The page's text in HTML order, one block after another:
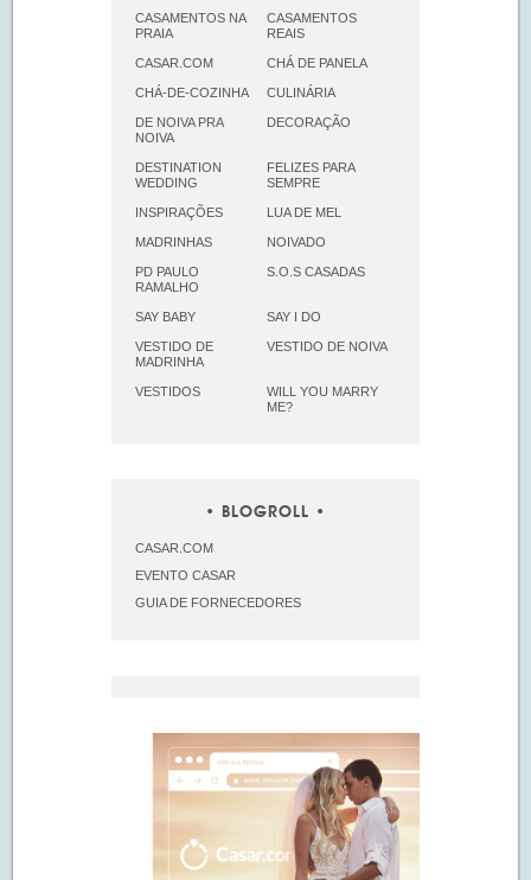
CASAMENTOS NA
PRAIA
CASAMENTOS
REAIS
CASAR.COM CHÁ DE PANELA
CHÁ-DE-COZINHA CULINÁRIA
DE NOIVA PRA
NOIVA
DECORAÇÃO
DESTINATION
WEDDING
FELIZES PARA
SEMPRE
INSPIRAÇÕES LUA DE MEL
MADRINHAS NOIVADO
PD PAULO
RAMALHO
S.O.S CASADAS
SAY BABY SAY I DO
VESTIDO DE
MADRINHA
VESTIDO DE NOIVA
VESTIDOS
WILL YOU MARRY
ME?
BLOGROLL
CASAR.COM
EVENTO CASAR
GUIA DE FORNECEDORES